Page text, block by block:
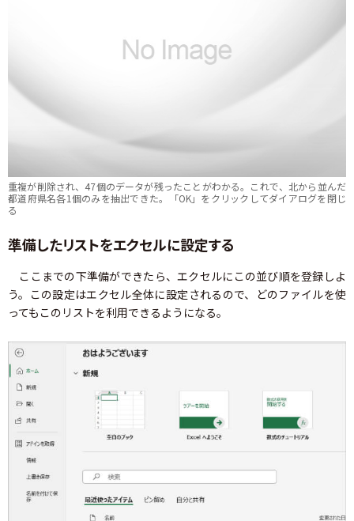
重複が削除され、47個のデータが残ったことがわかる。これで、北から並んだ
都道府県名各1個のみを抽出できた。「OK」をクリックしてダイアログを閉じ
る
準備したリストをエクセルに設定する
ここまでの下準備ができたら、エクセルにこの並び順を登録しよ
う。この設定はエクセル全体に設定されるので、どのファイルを使
ってもこのリストを利用できるようになる。